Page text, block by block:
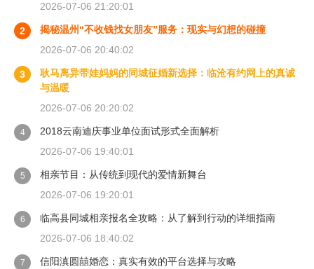
2026-07-06 21:20:01
2
揭秘温州“不收钱找女朋友”服务：现实与幻想的碰撞
2026-07-06 20:40:02
3
耿马离异带娃妈妈的同城征婚新选择：临沧有约网上的真诚
与温暖
2026-07-06 20:20:02
4
2018云南迪庆事业单位面试形式全面解析
2026-07-06 19:40:01
5
相亲节目：从传统到现代的爱情新舞台
2026-07-06 19:20:01
6
临高县同城相亲报名全攻略：从了解到行动的详细指南
2026-07-06 18:40:02
7 信阳滇圆囍婚恋：真实有效的平台选择与攻略